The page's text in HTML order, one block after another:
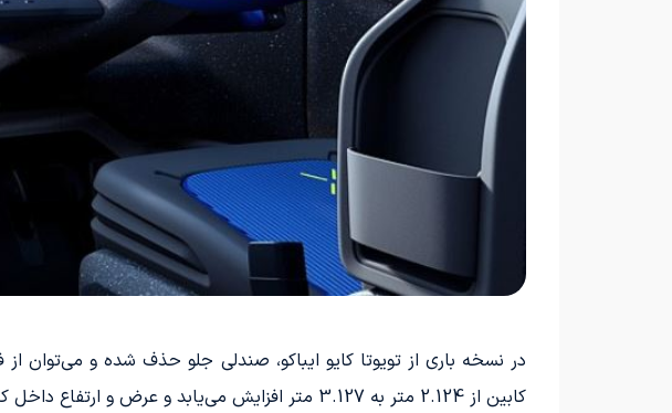
در نسخه باری از تویوتا کایو ایباکو، صندلی جلو حذف شده و می‌توان
کابین از 2.124 متر به 3.127 متر افزایش می‌یابد و عرض و ارتفاع داخل کابین به ترتیب 1.485 و 1.437 متر است.